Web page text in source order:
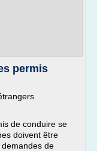
permis
de conduire se
doivent être
de